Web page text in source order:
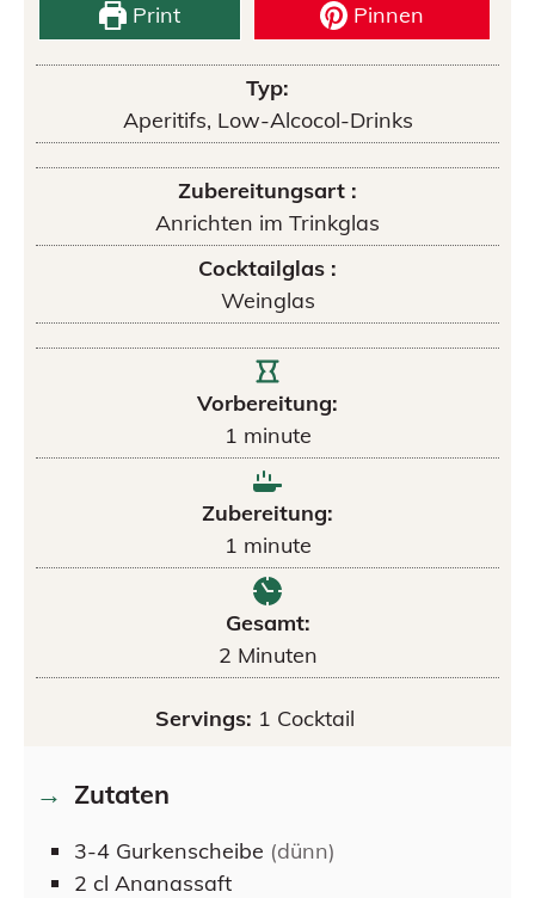
Print Pinnen
Typ:
Aperitifs, Low-Alcocol-Drinks
Zubereitungsart :
Anrichten im Trinkglas
Cocktailglas :
Weinglas
Vorbereitung:
1 minute
Zubereitung:
1 minute
Gesamt:
2 Minuten
Servings: 1 Cocktail
Zutaten
3-4 Gurkenscheibe (dünn)
2 cl Ananassaft